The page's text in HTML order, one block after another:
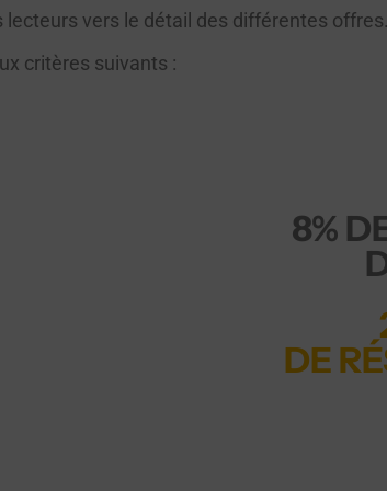
lecteurs vers le détail des différentes
critères suivants :
8%
DE